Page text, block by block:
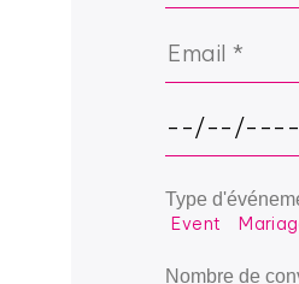
Type
Event
Nombre de